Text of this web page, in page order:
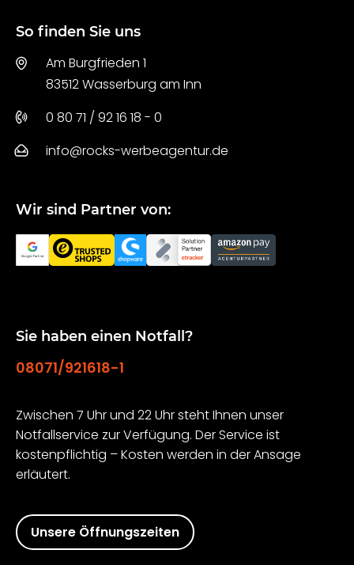
So finden Sie uns
Am Burgfrieden 1
83512 Wasserburg am Inn
0 80 71 / 92 16 18 - 0
info@rocks-werbeagentur.de
Wir sind Partner von:
Sie haben einen Notfall?
08071/921618-1
Zwischen 7 Uhr und 22 Uhr steht Ihnen unser
Notfallservice zur Verfügung. Der Service ist
kostenpflichtig – Kosten werden in der Ansage
erläutert.
Unsere Öffnungszeiten